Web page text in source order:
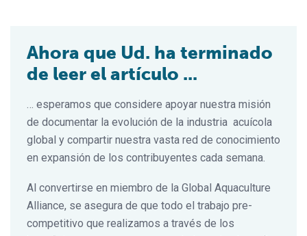
Ahora que Ud. ha terminado
de leer el artículo ...
… esperamos que considere apoyar nuestra misión
de documentar la evolución de la industria acuícola
global y compartir nuestra vasta red de conocimiento
en expansión de los contribuyentes cada semana.
Al convertirse en miembro de la Global Aquaculture
Alliance, se asegura de que todo el trabajo pre-
competitivo que realizamos a través de los